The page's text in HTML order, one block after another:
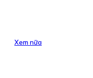
Xem nữa